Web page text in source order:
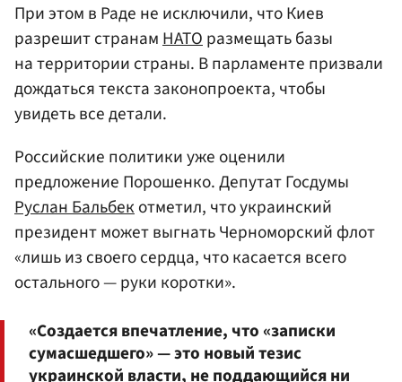
При этом в Раде не исключили, что Киев
разрешит странамНАТОразмещать базы
на территории страны. В парламенте призвали
дождаться текста законопроекта, чтобы
увидеть все детали.
Российские политики уже оценили
предложение Порошенко. Депутат Госдумы
Руслан Бальбекотметил, что украинский
президент может выгнать Черноморский флот
«лишь из своего сердца, что касается всего
остального — руки коротки».
«Создается впечатление, что «записки
сумасшедшего» — это новый тезис
украинской власти, не поддающийся ни